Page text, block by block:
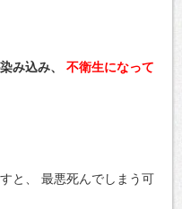
み込み、
不衛生になって
と、
最悪死んでしまう可